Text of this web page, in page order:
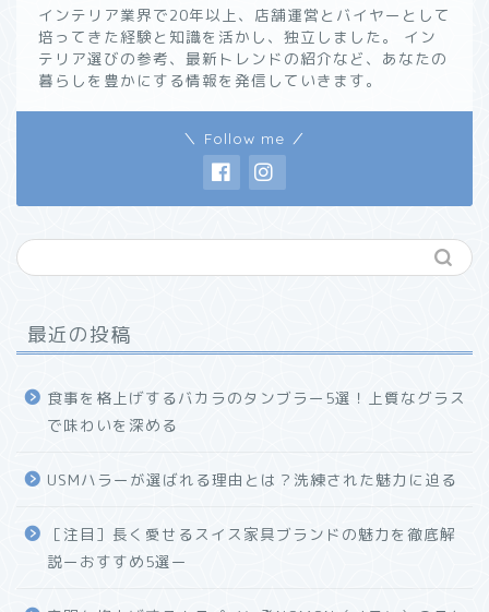
インテリア業界で20年以上、店舗運営とバイヤーとして
培ってきた経験と知識を活かし、独立しました。 イン
テリア選びの参考、最新トレンドの紹介など、あなたの
暮らしを豊かにする情報を発信していきます。
＼ Follow me ／
最近の投稿
食事を格上げするバカラのタンブラー5選！上質なグラス
で味わいを深める
USMハラーが選ばれる理由とは？洗練された魅力に迫る
［注目］長く愛せるスイス家具ブランドの魅力を徹底解
説ーおすすめ5選ー